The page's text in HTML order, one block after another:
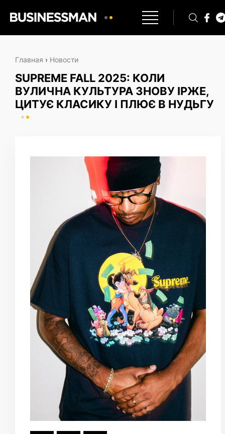
Главная › Новости
SUPREME FALL 2025: КОЛИ
ВУЛИЧНА КУЛЬТУРА ЗНОВУ ІРЖЕ,
ЦИТУЄ КЛАСИКУ І ПЛЮЄ В НУДЬГУ